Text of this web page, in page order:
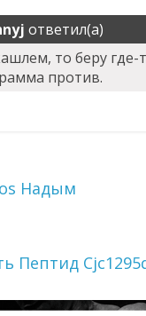
ответил(а)
то беру где-
против.
Надым
Пептид